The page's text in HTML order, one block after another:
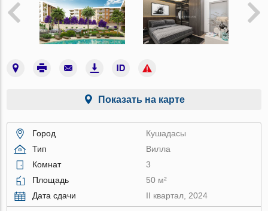
Показать на карте
Город
Кушадасы
Тип
Вилла
Комнат
3
Площадь
50 м²
Дата сдачи
II квартал, 2024